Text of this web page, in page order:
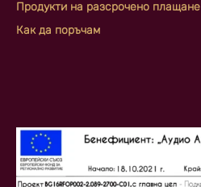
Продукти на разсрочено плащане
Как да поръчам